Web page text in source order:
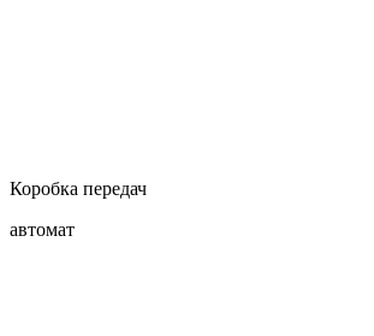
Коробка передач
автомат